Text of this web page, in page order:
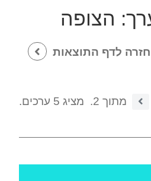
הצופה
חזרה לדף התוצאות
מתוך 2.
מציג 5 ערכים.